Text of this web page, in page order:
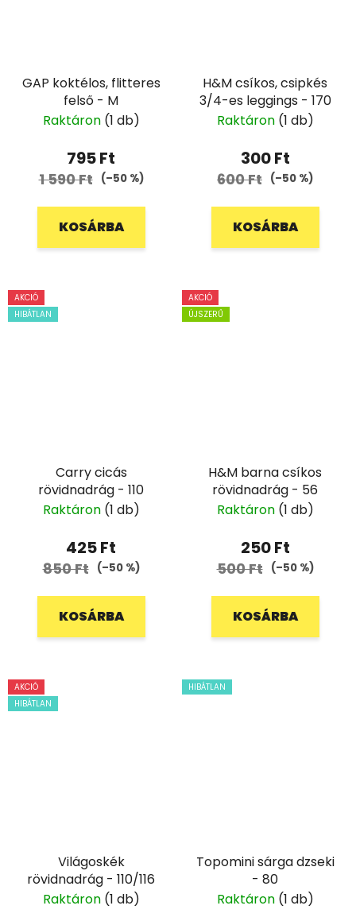
GAP koktélos, flitteres
felső - M
Raktáron (1 db)
795 Ft
1 590 Ft (–50 %)
KOSÁRBA
H&M csíkos, csipkés
3/4-es leggings - 170
Raktáron (1 db)
300 Ft
600 Ft (–50 %)
KOSÁRBA
AKCIÓ
HIBÁTLAN
Carry cicás
rövidnadrág - 110
Raktáron (1 db)
425 Ft
850 Ft (–50 %)
KOSÁRBA
AKCIÓ
ÚJSZERŰ
H&M barna csíkos
rövidnadrág - 56
Raktáron (1 db)
250 Ft
500 Ft (–50 %)
KOSÁRBA
AKCIÓ
HIBÁTLAN
Világoskék
rövidnadrág - 110/116
Raktáron (1 db)
HIBÁTLAN
Topomini sárga dzseki
- 80
Raktáron (1 db)